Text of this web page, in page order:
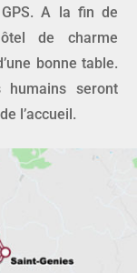
A la fin de
de charme
bonne table.
seront
l’accueil.